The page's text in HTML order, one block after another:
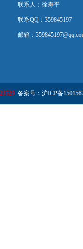
联系人：徐寿平
联系QQ：359845197
邮箱：
备案号：沪ICP备